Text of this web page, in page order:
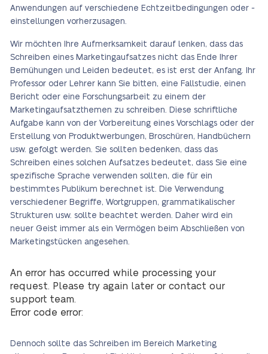
Anwendungen auf verschiedene Echtzeitbedingungen oder -
einstellungen vorherzusagen.
Wir möchten Ihre Aufmerksamkeit darauf lenken, dass das
Schreiben eines Marketingaufsatzes nicht das Ende Ihrer
Bemühungen und Leiden bedeutet, es ist erst der Anfang. Ihr
Professor oder Lehrer kann Sie bitten, eine Fallstudie, einen
Bericht oder eine Forschungsarbeit zu einem der
Marketingaufsatzthemen zu schreiben. Diese schriftliche
Aufgabe kann von der Vorbereitung eines Vorschlags oder der
Erstellung von Produktwerbungen, Broschüren, Handbüchern
usw. gefolgt werden. Sie sollten bedenken, dass das
Schreiben eines solchen Aufsatzes bedeutet, dass Sie eine
spezifische Sprache verwenden sollten, die für ein
bestimmtes Publikum berechnet ist. Die Verwendung
verschiedener Begriffe, Wortgruppen, grammatikalischer
Strukturen usw. sollte beachtet werden. Daher wird ein
neuer Geist immer als ein Vermögen beim Abschließen von
Marketingstücken angesehen.
An error has occurred while processing your
request. Please try again later or contact our
support team.
Error code error:
Dennoch sollte das Schreiben im Bereich Marketing